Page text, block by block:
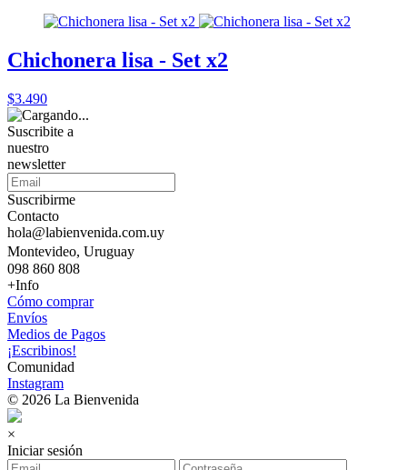
Chichonera lisa - Set x2
$3.490
Suscribite a
nuestro
newsletter
Suscribirme
Contacto
hola@labienvenida.com.uy
Montevideo, Uruguay
098 860 808
+Info
Cómo comprar
Envíos
Medios de Pagos
¡Escribinos!
Comunidad
Instagram
© 2026 La Bienvenida
×
Iniciar sesión